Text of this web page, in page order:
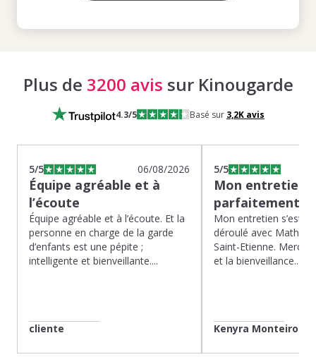
Plus de 3200 avis sur Kinougarde
4.3/5 Basé sur 3,2Kavis
5/5 06/08/2026
Équipe agréable et à
l’écoute
Équipe agréable et à l’écoute. Et la
personne en charge de la garde
d’enfants est une pépite ;
intelligente et bienveillante....
cliente
5/5
Mon entretien
parfaitement…
Mon entretien s’est
déroulé avec Mathias
Saint-Etienne. Merci
et la bienveillance...
Kenyra Monteiro